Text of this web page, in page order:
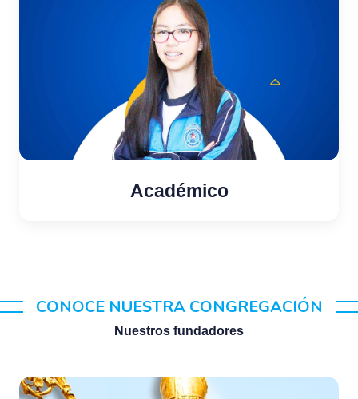
Académico
CONOCE NUESTRA CONGREGACIÓN
Nuestros fundadores